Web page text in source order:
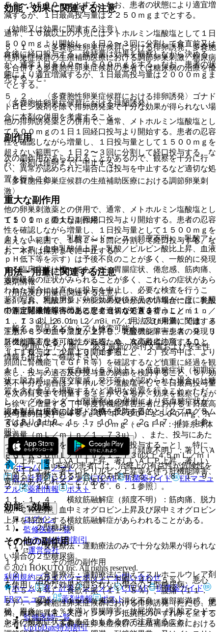
効能・効果に関連する注意
（効能又は効果に関連する注意）
５．１． 〈多嚢胞性卵巣症候群における排卵誘発、多嚢胞
性卵巣症候群の生殖補助医療における調節卵巣刺激〉糖尿病
を合併する多嚢胞性卵巣症候群の患者では糖尿病の治療を優
先すること。
５．２． 〈多嚢胞性卵巣症候群における排卵誘発〉ゴナド
トロピン製剤を除く排卵誘発薬で十分な効果が得られない場
合に本剤の併用を考慮すること。
副作用
次の副作用があらわれることがあるので、観察を十分に行
い、異常が認められた場合には投与を中止するなど適切な処
置を行うこと。
重大な副作用
１１．１． 重大な副作用
１１．１．１． 乳酸アシドーシス（頻度不明）：乳酸アシ
ドーシス（血中乳酸値上昇、乳酸／ピルビン酸比上昇、血液
ｐＨ低下等を示す）は予後不良のことが多く、一般的に発現
する臨床症状は様々であるが、胃腸症状、倦怠感、筋肉痛、
過呼吸等の症状がみられることが多く、これらの症状があら
われた場合には直ちに投与を中止し、必要な検査を行うこ
と。なお、乳酸アシドーシスの疑いが大きい場合には、乳酸
の測定結果等を待つことなく適切な処置を行うこと〔１．
１、１．２、２．１、２．３、７．用法及び用量に関連する
注意、８．１、９．１．２、９．２腎機能障害患者、９．３
肝機能障害患者、９．５妊婦、９．８高齢者の項、１０．
１、１０．２．１、１３．１参照〕。
１１．１．２． 低血糖（５％以上）：低血糖症状（初期症
状：脱力感、高度空腹感、発汗等）が認められた場合には糖
質を含む食品を摂取するなど適切な処置を行うこと。ただ
し、α−グルコシダーゼ阻害剤との併用により低血糖症状が
認められた場合にはブドウ糖を投与すること〔２．４、８．
２、８．３、９．１．１、１０．２．２、１７．１．１参
照〕。
１１．１．３． 肝機能障害、黄疸（頻度不明）：著しいＡ
ＳＴ上昇、著しいＡＬＴ上昇、著しいＡＬＰ上昇、著しい
γ−ＧＴＰ上昇、著しいビリルビン上昇等を伴う肝機能障害、
黄疸があらわれることがある。
１１．１．４． 横紋筋融解症（頻度不明）：筋肉痛、脱力
感、ＣＫ上昇、血中ミオグロビン上昇及び尿中ミオグロビン
上昇を特徴とする横紋筋融解症があらわれることがある。
その他の副作用
１１．２． その他の副作用
１）． 消化器：（５％以上）下痢（４０．５％）、悪心
（１５．４％）、食欲不振（１１．８％）、腹痛（１１．
５％）、嘔吐、（１〜５％未満）消化不良、腹部膨満感、便
秘、胃炎、（１％未満）胃腸障害、放屁増加［乳酸アシドー
シスの初期症状であることもあるので注意すること］。
５０〜１５００ｍｇとする。なお、患者の状態により適宜増
減するが、１日最高投与量は２２５０ｍｇまでとする。
通常、１０歳以上の小児にはメトホルミン塩酸塩として１日
５００ｍｇより開始し、１日２〜３回に分割して食直前又は
食後に経口投与する。維持量は効果を観察しながら決める
が、通常１日５００〜１５００ｍｇとする。なお、患者の状
態により適宜増減するが、１日最高投与量は２０００ｍｇま
でとする。
〈多嚢胞性卵巣症候群における排卵誘発〉
他の排卵誘発薬との併用で、通常、メトホルミン塩酸塩とし
て５００ｍｇの１日１回経口投与より開始する。患者の忍容
性を確認しながら増量し、１日投与量として１５００ｍｇを
超えない範囲で、１日２〜３回に分割して経口投与する。な
お、本剤は排卵までに中止する。
〈多嚢胞性卵巣症候群の生殖補助医療における調節卵巣刺
激〉
他の卵巣刺激薬との併用で、通常、メトホルミン塩酸塩とし
て５００ｍｇの１日１回経口投与より開始する。患者の忍容
性を確認しながら増量し、１日投与量として１５００ｍｇを
超えない範囲で、１日２〜３回に分割して経口投与する。な
お、本剤は採卵までに中止する。
用法・用量に関連する注意
（用法及び用量に関連する注意）
中等度腎機能障害のある患者（ｅＧＦＲ３０ｍＬ／ｍｉｎ／
１．７３u以上６０ｍＬ／ｍｉｎ／１．７３u未満）では、メ
トホルミンの血中濃度が上昇し、乳酸アシドーシスの発現リ
スクが高くなる可能性があるため、次の点に注意すること
［１）投与は、少量より開始すること、２）投与中は、より
頻回に腎機能（ｅＧＦＲ等）を確認するなど慎重に経過を観
察し、投与の適否及び投与量の調節を検討すること、３）効
果不十分な場合はメトホルミン塩酸塩として１日最高投与量
を次の目安まで増量することができるが、効果を観察しなが
ら徐々に増量する［中等度腎機能障害患者における１日最高
投与量の目安］@４５≦ｅＧＦＲ＜６０：１５００ｍｇ、A
３０≦ｅＧＦＲ＜４５：７５０ｍｇ（ｅＧＦＲ：推算糸球体
濾過量（ｍＬ／ｍｉｎ／１．７３u））、また、投与にあた
っては、１日量を１日２〜３回分割投与すること］。特に、
ｅＧＦＲ３０ｍＬ／ｍｉｎ／１．７３u以上４５ｍＬ／ｍｉ
ｎ／１．７３u未満の患者には、治療上の有益性が危険性を
上回ると判断される場合にのみ投与すること〔８．１、９．
２．２、１１．１．１、１６．６．１参照〕。
効能・効果
１）． ２型糖尿病
（１）． 食事療法・運動療法のみで十分な効果が得られな
い場合の２型糖尿病。
（２）． 食事療法・運動療法に加えてスルホニルウレア剤
を使用し十分な効果が得られない場合の２型糖尿病。
２）． 多嚢胞性卵巣症候群における排卵誘発（ただし、肥
満、耐糖能異常、又はインスリン抵抗性のいずれかを呈する
患者に限る）、多嚢胞性卵巣症候群の生殖補助医療における
薬剤情報
薬剤写真、用法用量、効能効果や後発品の情報が一度に参照
でき、関連情報へ簡単にアクセスができます。
一般名、製品名どちらでも検索可能！
※ ご使用いただく際に、必ず最新の添付文書および安全性
情報も併せてご確認下さい。
※本製品は疾病の診断・治療・予防を目的としたプログラム
ではありません。
ホーム
ノート
表・計算
レジメン CTCAE 抗菌薬ガイド
ERマニュ
アル
薬剤情報 ポスト
新規登録
ログイン
監修医師一覧
UpToDate特別割引
運営会社
© 2021 HOKUTO Inc. All rights reserved.
利用規約プライバシーポリシーお問い合わせ
ホーム
表・計算 レジメン CTCAE
抗菌薬ガイド
ERマニュアル
薬剤情報 ポスト
監修医師一覧
UpToDate特別割引